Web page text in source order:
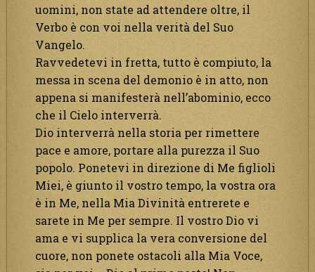
uomini, non state ad attendere oltre, il
Verbo è con voi nella verità del Suo
Vangelo.
Ravvedetevi in fretta, tutto è compiuto, la
messa in scena del demonio è in atto, non
appena si manifesterà nell’abominio, ecco
che il Cielo interverrà.
Dio interverrà nella storia per rimettere
pace e amore, portare alla purezza il Suo
popolo. Ponetevi in direzione di Me figlioli
Miei, è giunto il vostro tempo, la vostra ora
è in Me, nella Mia Divinità entrerete e
sarete in Me per sempre. Il vostro Dio vi
ama e vi supplica la vera conversione del
cuore, non ponete ostacoli alla Mia Voce,